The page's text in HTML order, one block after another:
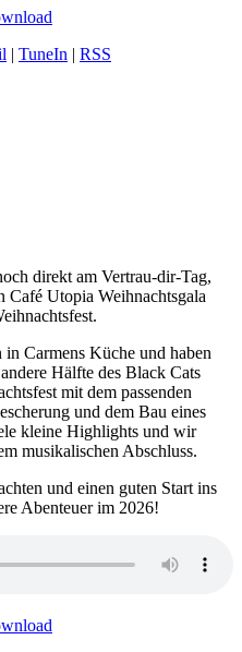
| TuneIn | RSS
direkt am Vertrau-dir-Tag,
Café Utopia Weihnachtsgala
Carmens Küche und haben
Hälfte des Black Cats
mit dem passenden
und dem Bau eines
kleine Highlights und wir
musikalischen Abschluss.
und einen guten Start ins
Abenteuer im 2026!